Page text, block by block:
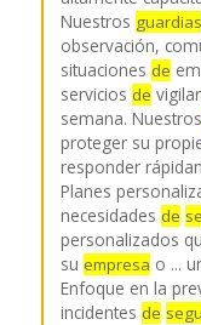
Nuestros guardias
observación,
situaciones de
servicios de
semana. Nuestros
proteger su
responder
Planes
necesidades de
personalizados
su empresa o ...
Enfoque en la
incidentes de